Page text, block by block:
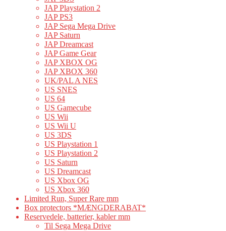
JAP Playstation 2
JAP PS3
JAP Sega Mega Drive
JAP Saturn
JAP Dreamcast
JAP Game Gear
JAP XBOX OG
JAP XBOX 360
UK/PAL A NES
US SNES
US 64
US Gamecube
US Wii
US Wii U
US 3DS
US Playstation 1
US Playstation 2
US Saturn
US Dreamcast
US Xbox OG
US Xbox 360
Limited Run, Super Rare mm
Box protectors *MÆNGDERABAT*
Reservedele, batterier, kabler mm
Til Sega Mega Drive